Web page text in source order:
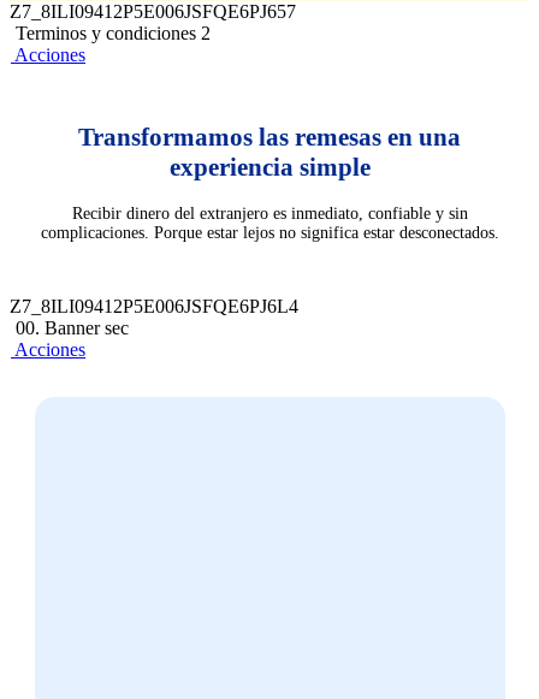
Z7_8ILI09412P5E006JSFQE6PJ657
Terminos y condiciones 2
Acciones
Transformamos las remesas en una
experiencia simple
Recibir dinero del extranjero es inmediato, confiable y sin
complicaciones. Porque estar lejos no significa estar desconectados.
Z7_8ILI09412P5E006JSFQE6PJ6L4
00. Banner sec
Acciones